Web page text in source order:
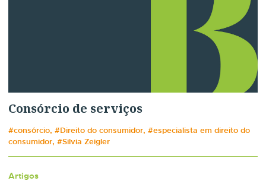
Consórcio de serviços
#consórcio, #Direito do consumidor, #especialista em direito do
consumidor, #Silvia Zeigler
Artigos